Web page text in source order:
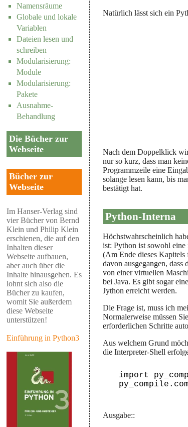
Namensräume
Globale und lokale
Variablen
Dateien lesen und
schreiben
Modularisierung:
Module
Modularisierung:
Pakete
Ausnahme-
Behandlung
Die Bücher zur
Webseite
Bücher zur
Webseite
Im Hanser-Verlag sind
vier Bücher von Bernd
Klein und Philip Klein
erschienen, die auf den
Inhalten dieser
Webseite aufbauen,
aber auch über die
Inhalte hinausgehen. Es
lohnt sich also die
Bücher zu kaufen,
womit Sie außerdem
diese Webseite
unterstützen!
Einführung in Python3
Natürlich lässt sich ein
Nach dem Doppelklick
nur so kurz, dass man
Programmzeile eine
solange lesen kann, bis
bestätigt hat.
Python-Interna
Höchstwahrscheinlich
ist: Python ist sowohl eine
(Am Ende dieses
davon ausgegangen,
von einer virtuellen
bei Java. Es gibt sogar
Jython erreicht werden.
Die Frage ist, muss ich
Normalerweise müssen
erforderlichen Schritte
Aus welchem Grund
die Interpreter-Shell
import
Ausgabe::